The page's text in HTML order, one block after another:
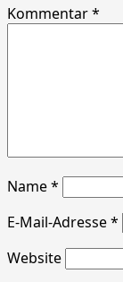
Kommentar *
Name*
E-Mail-Adresse*
Website